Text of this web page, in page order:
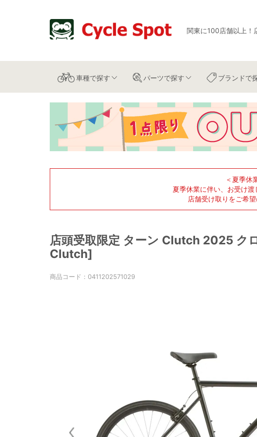
関東に100店舗以上 ！
車種で探す パーツで探す ブランドで
＜夏季休
夏季休業に伴い、お受け渡
店舗受け取りをご希
店頭受取限定 ターン Clutch 2025 ク
Clutch]
商品コード： 0411202571029